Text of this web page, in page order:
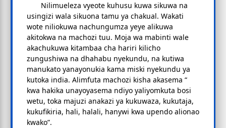
Nilimueleza vyeote kuhusu kuwa sikuwa na
usingizi wala sikuona tamu ya chakual. Wakati
wote niliokuwa nachungumza yeye alikuwa
akitokwa na machozi tuu. Moja wa mabinti wale
akachukuwa kitambaa cha hariri kilicho
zungushiwa na dhahabu nyekundu, na kutiwa
manukato yanayonukia kama miski nyekundu ya
kutoka india. Alimfuta machozi kisha akasema “
kwa hakika unayoyasema ndiyo yaliyomkuta bosi
wetu, toka majuzi anakazi ya kukuwaza, kukutaja,
kukufikiria, hali, halali, hanywi kwa upendo alionao
kwako”.